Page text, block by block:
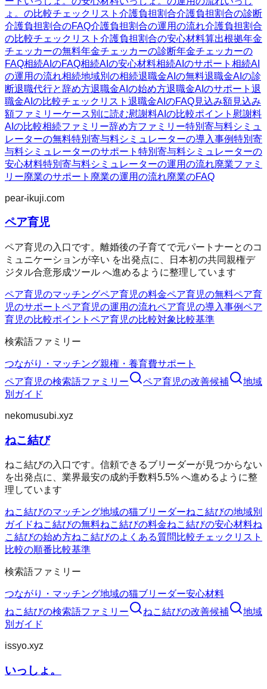
ょ。の比較チェックリスト 介護負担割合介護負担割合の診断
介護負担割合のFAQ介護負担割合の運用の流れ介護負担割合
の比較チェックリスト 介護負担割合の安心材料算出根拠年金
チェッカーの無料年金チェッカーの診断年金チェッカーの
FAQ相続AIのFAQ相続AIの安心材料相続AIのサポート 相続AI
の運用の流れ相続地域別の相続退職金AIの無料退職金AIの診
断退職代行と辞め方退職金AIの始め方退職金AIのサポート 退
職金AIの比較チェックリスト 退職金AIのFAQ見込み額見込み
額ファミリーケース別に読む慰謝料AIの比較ポイント 慰謝料
AIの比較相続ファミリー辞め方ファミリー特別寄与料シミュ
レーターの無料特別寄与料シミュレーターの導入事例特別寄
与料シミュレーターのサポート 特別寄与料シミュレーターの
安心材料特別寄与料シミュレーターの運用の流れ廃業ファミ
リー廃業のサポート 廃業の運用の流れ廃業のFAQ
pear-ikuji.com
ペア育児
ペア育児の入口です。離婚後の子育てで元パートナーとのコ
ミュニケーションが辛い を出発点に、日本初の共同親権デ
ジタル合意形成ツール へ進めるように整理しています
ペア育児のマッチングペア育児の料金ペア育児の無料ペア育
児のサポート ペア育児の運用の流れペア育児の導入事例ペア
育児の比較ポイント ペア育児の比較対象 比較基準
検索語ファミリー
つながり・マッチング親権・養育費サポート
ペア育児の検索語ファミリー ペア育児の改善候補
地域
別ガイド
nekomusubi.xyz
ねこ結び
ねこ結びの入口です。信頼できるブリーダーが見つからない
を出発点に、業界最安の成約手数料5.5% へ進めるように整
理しています
ねこ結びのマッチング地域の猫ブリーダーねこ結びの地域別
ガイドねこ結びの無料ねこ結びの料金ねこ結びの安心材料ね
こ結びの始め方ねこ結びのよくある質問 比較チェックリスト
比較の順番比較基準
検索語ファミリー
つながり・マッチング地域の猫ブリーダー安心材料
ねこ結びの検索語ファミリー ねこ結びの改善候補
地域
別ガイド
issyo.xyz
いっしょ。